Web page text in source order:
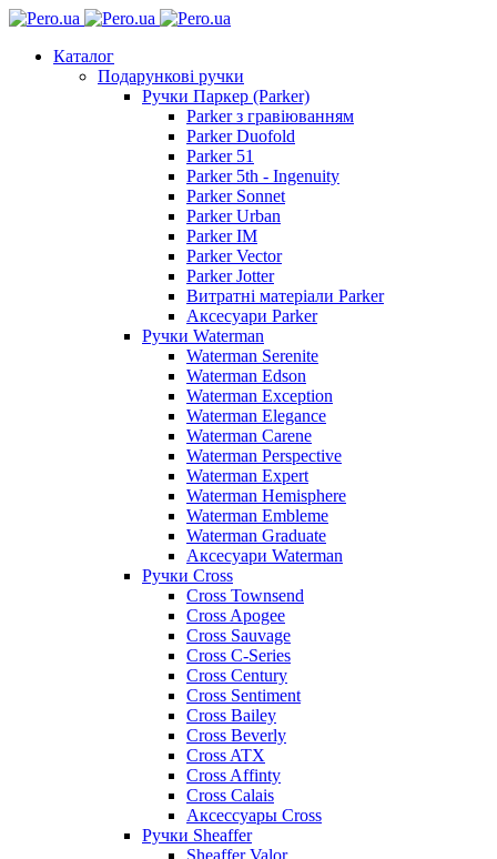
Каталог
Подарункові ручки
Ручки Паркер (Parker)
Parker з гравіюванням
Parker Duofold
Parker 51
Parker 5th - Ingenuity
Parker Sonnet
Parker Urban
Parker IM
Parker Vector
Parker Jotter
Витратні матеріали Parker
Аксесуари Parker
Ручки Waterman
Waterman Serenite
Waterman Edson
Waterman Exception
Waterman Elegance
Waterman Carene
Waterman Perspective
Waterman Expert
Waterman Hemisphere
Waterman Embleme
Waterman Graduate
Аксесуари Waterman
Ручки Cross
Cross Townsend
Cross Apogee
Cross Sauvage
Cross C-Series
Cross Сentury
Cross Sentiment
Cross Bailey
Cross Beverly
Cross ATX
Cross Affinty
Cross Calais
Аксессуары Cross
Ручки Sheaffer
Sheaffer Valor